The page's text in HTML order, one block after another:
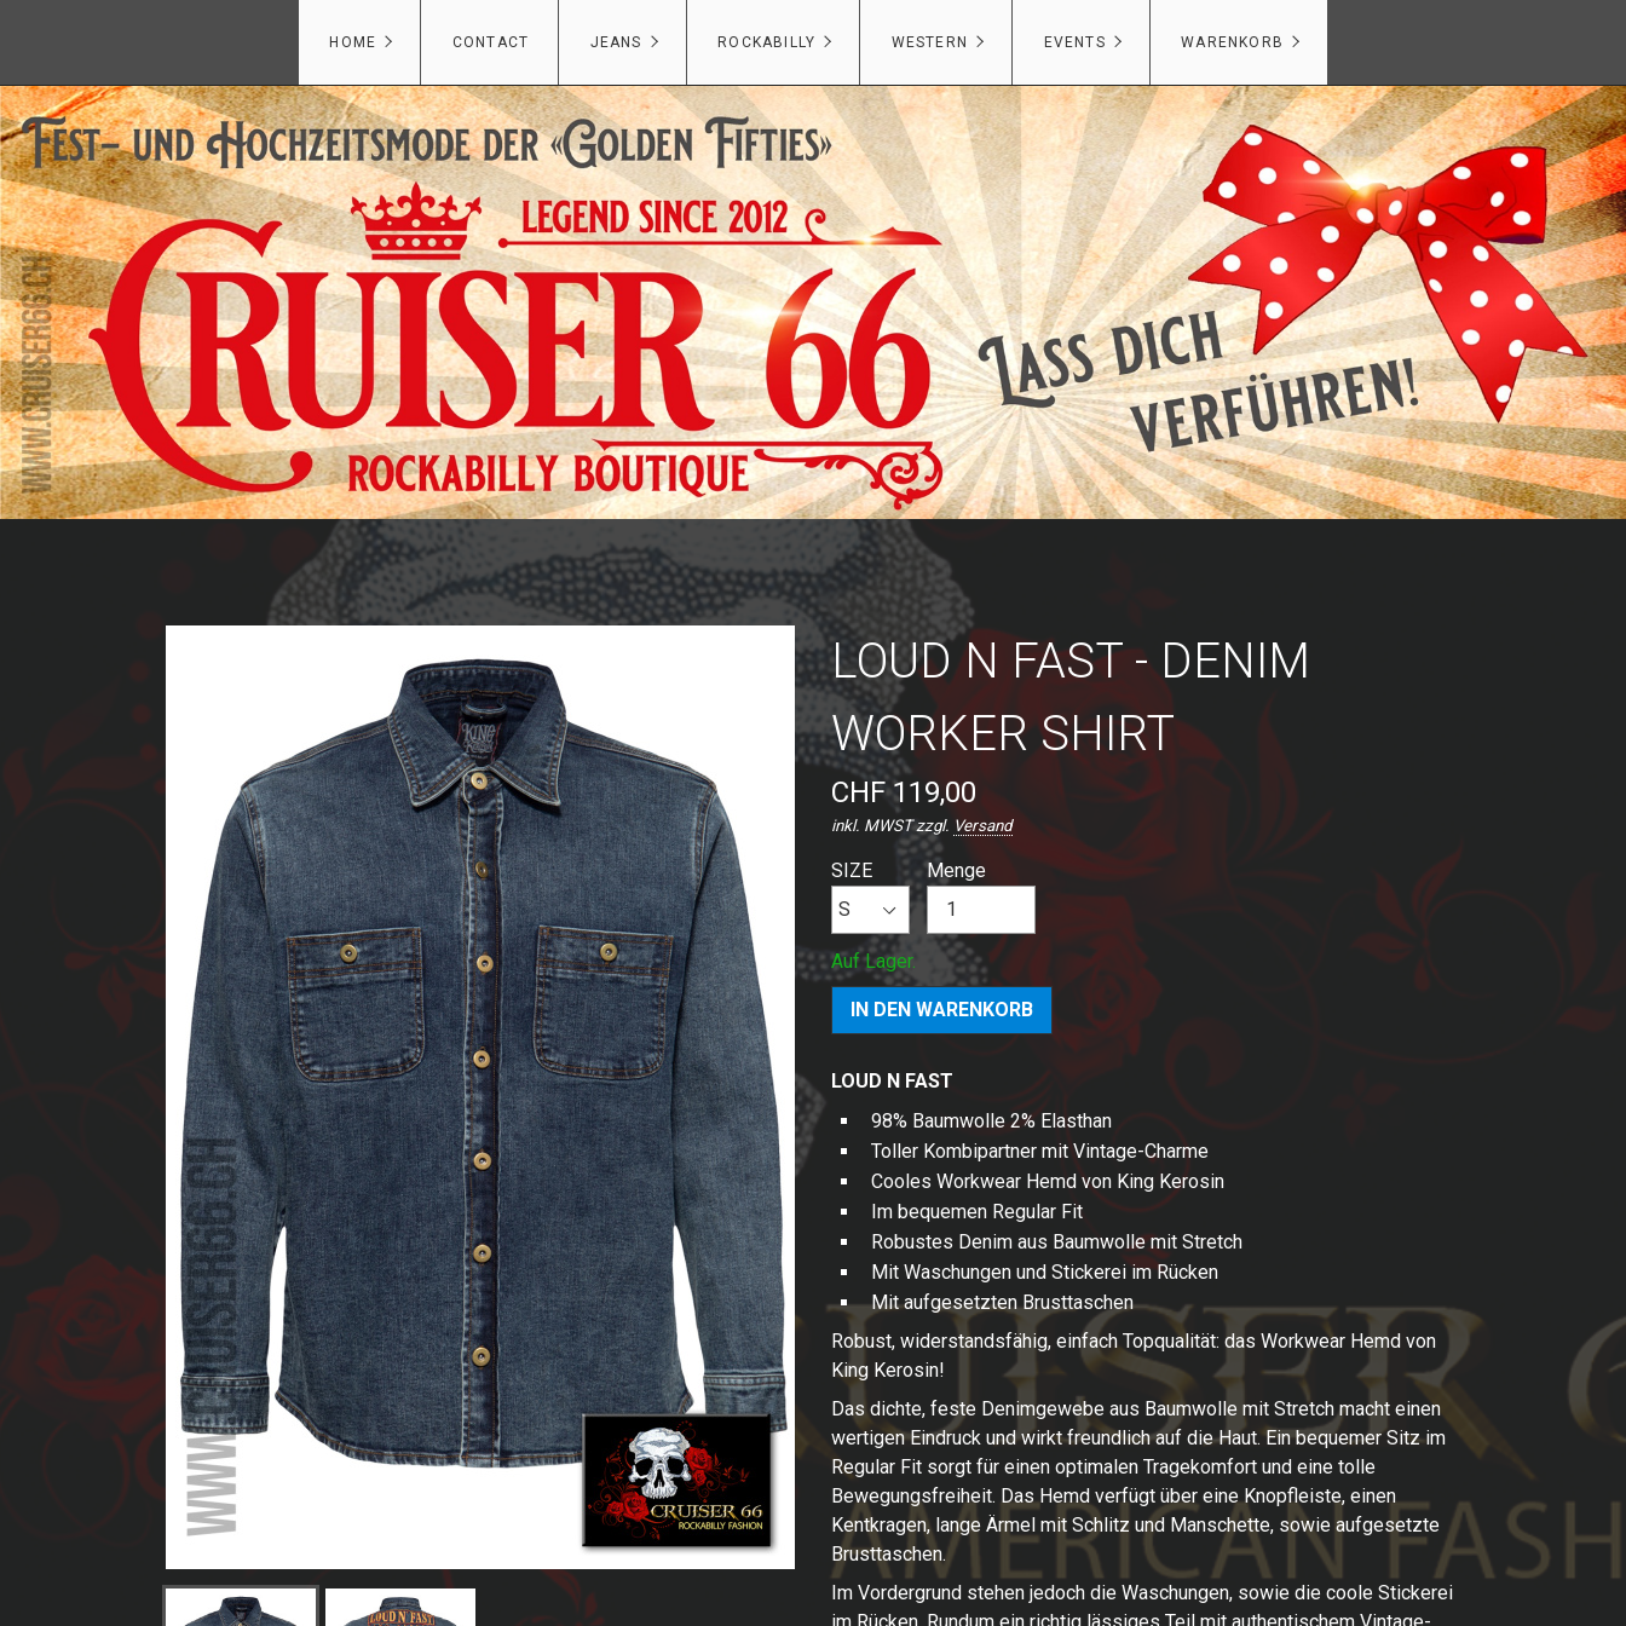
HOME CONTACT JEANS ROCKABILLY WESTERN EVENTS WARENKORB
LOUD N FAST - DENIM
WORKER SHIRT
CHF 119,00
inkl. MWST zzgl. Versand
SIZE Menge
Auf Lager.
LOUD N FAST
98% Baumwolle 2% Elasthan
Toller Kombipartner mit Vintage-Charme
Cooles Workwear Hemd von King Kerosin
Im bequemen Regular Fit
Robustes Denim aus Baumwolle mit Stretch
Mit Waschungen und Stickerei im Rücken
Mit aufgesetzten Brusttaschen
Robust, widerstandsfähig, einfach Topqualität: das Workwear Hemd von
King Kerosin!
Das dichte, feste Denimgewebe aus Baumwolle mit Stretch macht einen
wertigen Eindruck und wirkt freundlich auf die Haut. Ein bequemer Sitz im
Regular Fit sorgt für einen optimalen Tragekomfort und eine tolle
Bewegungsfreiheit. Das Hemd verfügt über eine Knopfleiste, einen
Kentkragen, lange Ärmel mit Schlitz und Manschette, sowie aufgesetzte
Brusttaschen.
Im Vordergrund stehen jedoch die Waschungen, sowie die coole Stickerei